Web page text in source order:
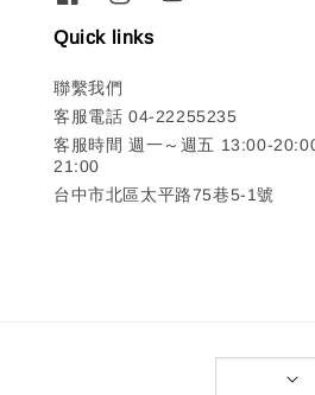
Quick links
聯繫我們
客服電話 04-22255235
客服時間 週一～週五 13:00-
21:00
台中市北區太平路75巷5-1號